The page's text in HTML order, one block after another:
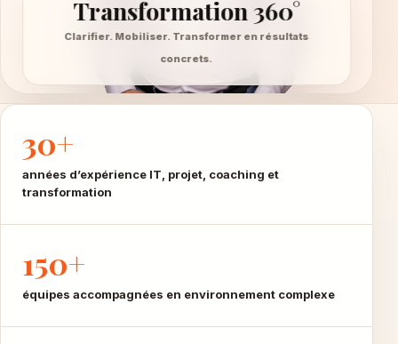
Transformation 360°
Clarifier. Mobiliser. Transformer en résultats
concrets.
30+
années d’expérience IT, projet, coaching et
transformation
150+
équipes accompagnées en environnement complexe